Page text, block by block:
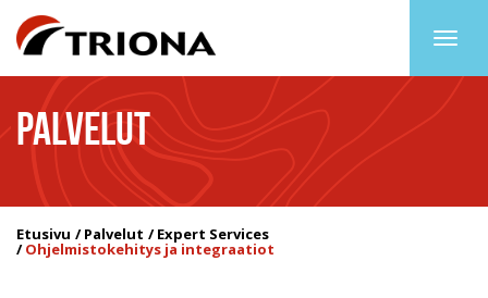
PALVELUT
Etusivu Palvelut Expert Services
Ohjelmistokehitys ja integraatiot